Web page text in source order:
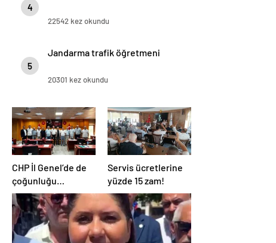
4
22542 kez okundu
5
Jandarma trafik öğretmeni
20301 kez okundu
CHP İl Genel’de de
çoğunluğu
kaybetti!
Servis ücretlerine
yüzde 15 zam!